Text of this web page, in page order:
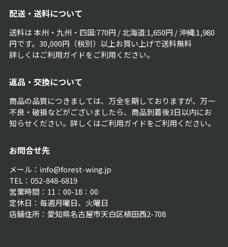
配送・送料について
送料は 本州・九州・四国:770円 / 北海道:1,650円 / 沖縄:1,980
円です。30,000円（税別）以上お買い上げで送料無料
詳しくはご利用ガイドをご利用ください。
返品・交換について
商品の品質につきましては、万全を期しておりますが、万一
不良・破損などがございましたら、商品到着後3日以内にお
知らせください。詳しくはご利用ガイドをご利用ください。
お問合せ先
メール：info@forest-wing.jp
TEL：052-848-6819
営業時間：11：00-18：00
定休日：毎週月曜日、火曜日
店舗住所：愛知県名古屋市天白区植田西2-708